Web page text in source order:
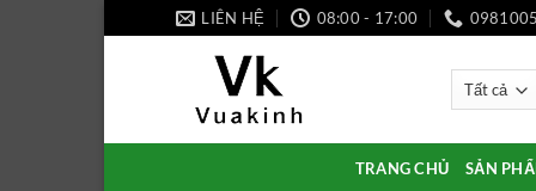
qua
LIÊN HỆ 08:00 - 17:00
TRANG CHỦ SẢN